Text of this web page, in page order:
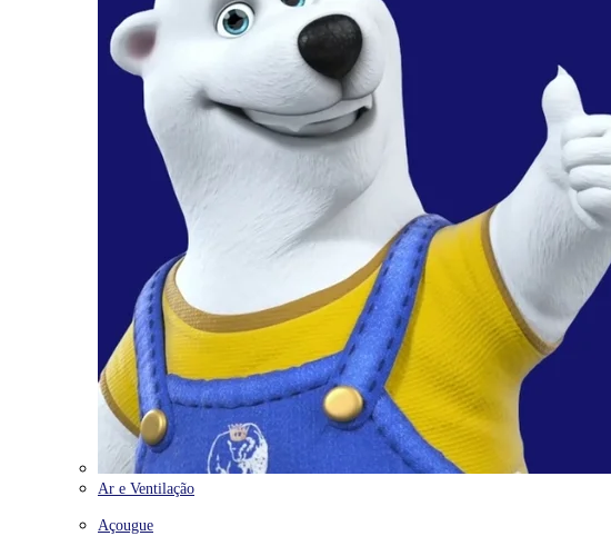
Ar e Ventilação
Açougue